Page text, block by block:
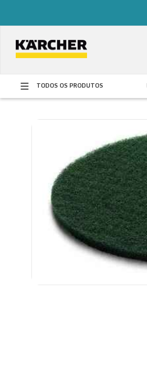
TODOS OS PRODUTOS